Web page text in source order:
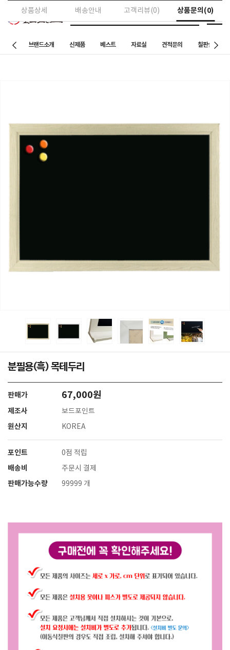
브랜드소개 신제품 베스트 자료실 견적문의 칠판설치 사례
분필용(흑) 목테두리
판매가 67,000원
제조사 보드포인트
원산지 KOREA
포인트 0점 적립
배송비 주문시 결제
판매가능수량 99999 개
상품상세 배송안내 고객리뷰(0) 상품문의(0)